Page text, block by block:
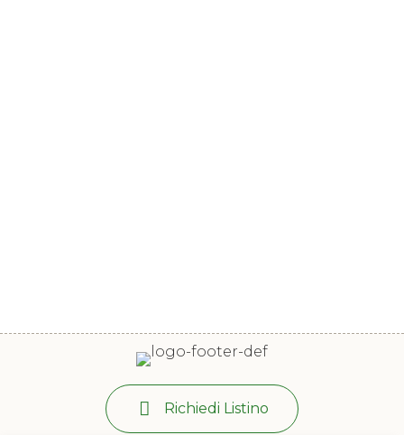
Richiedi Listino